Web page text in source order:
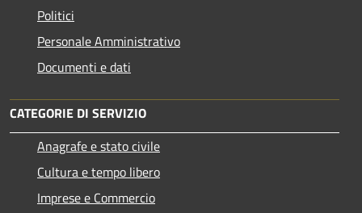
Politici
Personale Amministrativo
Documenti e dati
CATEGORIE DI SERVIZIO
Anagrafe e stato civile
Cultura e tempo libero
Imprese e Commercio